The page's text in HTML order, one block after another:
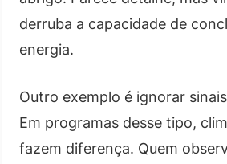
derruba a capacidade de
energia.
Outro exemplo é ignorar
Em programas desse tipo,
fazem diferença. Quem